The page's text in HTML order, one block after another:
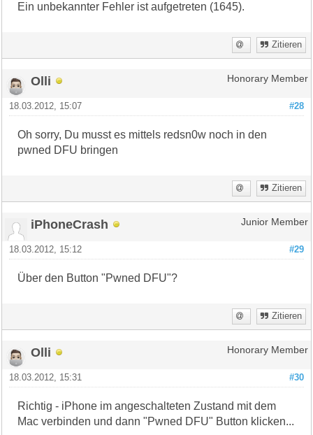
Ein unbekannter Fehler ist aufgetreten (1645).
Zitieren
Olli Honorary Member
#28
18.03.2012, 15:07
Oh sorry, Du musst es mittels redsn0w noch in den
pwned DFU bringen
Zitieren
iPhoneCrash Junior Member
#29
18.03.2012, 15:12
Über den Button "Pwned DFU"?
Zitieren
Olli Honorary Member
#30
18.03.2012, 15:31
Richtig - iPhone im angeschalteten Zustand mit dem
Mac verbinden und dann "Pwned DFU" Button klicken...